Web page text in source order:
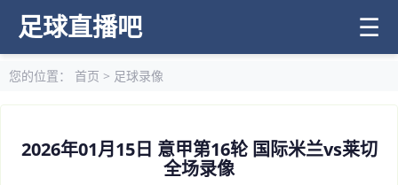
足球直播吧 ☰
您的位置： 首页 > 足球录像
2026年01月15日 意甲第16轮 国际米兰vs莱切
全场录像